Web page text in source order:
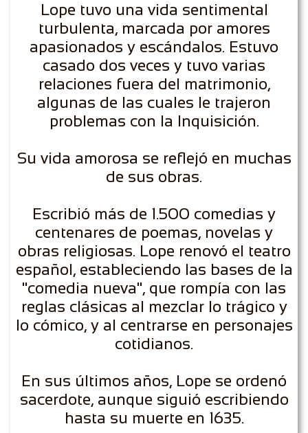
Lope tuvo una vida sentimental
turbulenta, marcada por amores
apasionados y escándalos. Estuvo
casado dos veces y tuvo varias
relaciones fuera del matrimonio,
algunas de las cuales le trajeron
problemas con la Inquisición.
Su vida amorosa se reflejó en muchas
de sus obras.
Escribió más de 1.500 comedias y
centenares de poemas, novelas y
obras religiosas. Lope renovó el teatro
español, estableciendo las bases de la
"comedia nueva", que rompía con las
reglas clásicas al mezclar lo trágico y
lo cómico, y al centrarse en personajes
cotidianos.
En sus últimos años, Lope se ordenó
sacerdote, aunque siguió escribiendo
hasta su muerte en 1635.